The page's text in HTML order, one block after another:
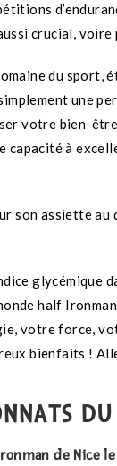
crucial,
du sport,
une
votre bien-
à
son assiette
glycémique
half
votre force,
bienfaits !
de Nice